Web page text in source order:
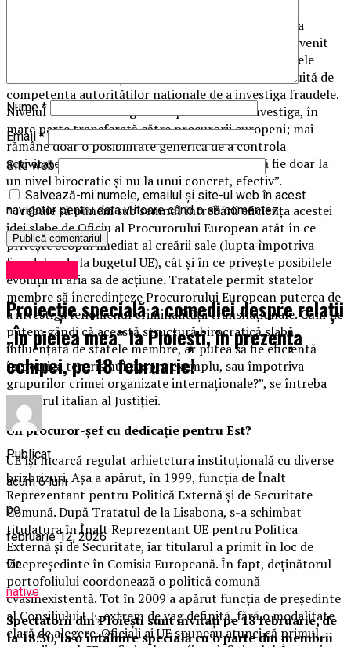
retransfera aceste puteri la nivel național. Structura
centrală și-a piedut caracterul supranațional și a devenit
un ”colegiu” al procurorilor europeni numiți de statele
membre. Competența exclusivă a OPPE a fost înlocuită de
competenta autorităților naționale de a investiga fraudele.
Nivelul central a fost golit de puterea de a investiga, în
mare parte transferată către procurorii europeni; mai
rămâne doar o posibilitate generică de a controla
activitatea acestora din urmă, dar asta riscă să fie doar la
un nivel birocratic și nu la unui concret, efectiv”.
”Trebuie să punem sub semnul întrebării eficiența acestei
idei slabe de Oficiu al Procurorului European atât în ce
privește scopul imediat al creării sale (lupta împotriva
fraudelor de la bugetul UE), cât și în ce privește posibilele
evoluții în aria sa de acțiune. Tratatele permit statelor
membre să încredințeze Procurorului European puterea de
a investiga fenomenul criminalității transnaționale. Cum ne
putem gândi că această structură birocratică slabă,
influențată de statele membre, ar putea să fie eficientă
împotriva terorismului, spre exemplu, sau împotriva
grupurilor crimei organizate internaționale?”, se întreba
ministrul italian al Justiției.
Un procuror-șef cu dedicație pentru Est?
UE își încarcă regulat arhietctura instituțională cu diverse
brizbrizuri. Așa a apărut, în 1999, funcția de Înalt
Reprezentant pentru Politică Externă și de Securitate
Comună. După Tratatul de la Lisabona, s-a schimbat
titulatura în Înalt Reprezentant UE pentru Politica
Externă și de Securitate, iar titularul a primit în loc de
vicepreședinte în Comisia Europeană. În fapt, deținătorul
portofoliului coordonează o politică comună
cvasinexistentă. Tot în 2009 a apărut funcția de președinte
al Consiliului UE, extrem de vag definită, fără o modalitate
clară de alegere. Oficiali ai UE spuneau atunci că primul
Nume*
Email *
Site web
Salvează-mi numele, emailul și site-ul web în acest
navigator pentru data viitoare când o să comentez.
Proiecție specială a comediei despre relații
„În pielea mea” la Ploiești, în prezența
echipei, pe 18 februarie!
Publicat
acum 6 luni
pe
februarie 12, 2026
De
native
Spectatorii din Ploiești sunt invitați pe 18 februarie, de
la 18:30, la o întâlnire specială cu o parte din membrii